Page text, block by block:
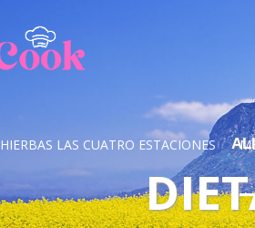
HIERBAS LAS CUATRO ESTACIONES